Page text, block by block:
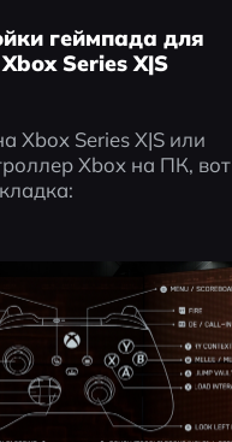
геймпада для
Series X|S
Xbox Series X|S или
Xbox на ПК, вот